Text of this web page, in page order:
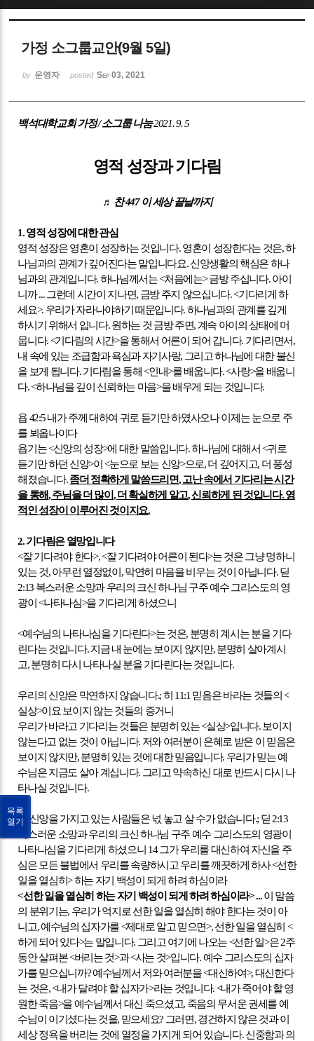
가정 소그룹교안(9월 5일)
by 운영자 posted Sep 03, 2021
백석대학교회 가정/소그룹 나눔2021. 9. 5
영적 성장과 기다림
♬ 찬447이 세상 끝날까지
1.영적 성장에 대한 관심
영적 성장은 영혼이 성장하는 것입니다.영혼이 성장한다는 것은,하
나님과의 관계가 깊어진다는 말입니다요.신앙생활의 핵심은 하나
님과의 관계입니다.하나님께서는<처음에는>금방 주십니다.아이
니까... 그런데 시간이 지나면, 금방 주지 않으십니다. <기다리게 하
세요>. 우리가 자라나야하기 때문입니다.하나님과의 관계를 깊게
하시기 위해서 입니다.원하는 것 금방 주면, 계속 아이의 상태에 머
뭅니다. <기다림의 시간>을 통해서 어른이 되어 갑니다. 기다리면서,
내 속에 있는 조급함과 욕심과 자기사랑, 그리고 하나님에 대한 불신
을 보게 됩니다.기다림을 통해<인내>를 배웁니다. <사랑>을 배웁니
다. <하나님을 깊이 신뢰하는 마음>을 배우게 되는 것입니다.
욥42:5내가 주께 대하여 귀로 듣기만 하였사오나 이제는 눈으로 주
를 뵈옵나이다
욥기는<신앙의 성장>에 대한 말씀입니다.하나님에 대해서<귀로
듣기만 하던 신앙>이<눈으로 보는 신앙>으로,더 깊어지고, 더 풍성
해졌습니다.좀더 정확하게 말씀드리면, 고난 속에서 기다리는 시간
을 통해,주님을 더 많이 ,더 확실하게 알고,신뢰하게 된 것입니다.영
적인 성장이 이루어진 것이지요.
2.기다림은 열망입니다
<잘 기다려야 한다>, <잘 기다려야 어른이 된다>는 것은 그냥 멍하니
있는 것,아무런 열정없이 ,막연히 마음을 비우는 것이 아닙니다.딛
2:13 복스러운 소망과 우리의 크신 하나님 구주 예수 그리스도의 영
광이<나타나심>을 기다리게 하셨으니
<예수님의 나타나심을 기다린다>는 것은, 분명히 계시는 분을 기다
린다는 것입니다.지금 내 눈에는 보이지 않지만,분명히 살아계시
고,분명히 다시 나타나실 분을 기다린다는 것입니다.
우리의 신앙은 막연하지 않습니다.;히 11:1 믿음은 바라는 것들의<
실상>이요 보이지 않는 것들의 증거니
우리가 바라고 기다리는 것들은 분명히 있는<실상>입니다. 보이지
않는다고 없는 것이 아닙니다. 저와 여러분이 은혜로 받은 이 믿음은
보이지 않지만,분명히 있는 것에 대한 믿음입니다. 우리가 믿는 예
수님은 지금도 살아 계십니다. 그리고 약속하신 대로 반드시 다시 나
타나실 것입니다.
이 신앙을 가지고 있는 사람들은 넋 놓고 살 수가 없습니다.; 딛 2:13
복스러운 소망과 우리의 크신 하나님 구주 예수 그리스도의 영광이
나타나심을 기다리게 하셨으니 14그가 우리를 대신하여 자신을 주
심은 모든 불법에서 우리를 속량하시고 우리를 깨끗하게 하사<선한
일을 열심히>하는 자기 백성이 되게 하려 하심이라
<선한 일을 열심히 하는 자기 백성이 되게 하려 하심이라> ... 이 말씀
의 분위기는, 우리가 억지로 선한 일을 열심히 해야 한다는 것이 아
니고,예수님의 십자가를<제대로 알고 믿으면>,선한 일을 열심히 <
하게 되어 있다>는 말입니다. 그리고 여기에 나오는<선한 일>은2주
동안 살펴본<버리는 것>과<사는 것>입니다.예수 그리스도의 십자
가를 믿으십니까?예수님께서 저와 여러분을<대신하여>,대신한다
는 것은, <내가 달려야 할 십자가>라는 것입니다. <내가 죽어야 할 영
원한 죽음>을 예수님께서 대신 죽으셨고, 죽음의 무서운 권세를 예
수님이 이기셨다는 것을, 믿으세요? 그러면,경건하지 않은 것과 이
세상 정욕을 버리는 것에 열정을 가지게 되어 있습니다.신중함과 의
목록
열기
Sketchbook5, 스케치북5
Sketchbook5, 스케치북5